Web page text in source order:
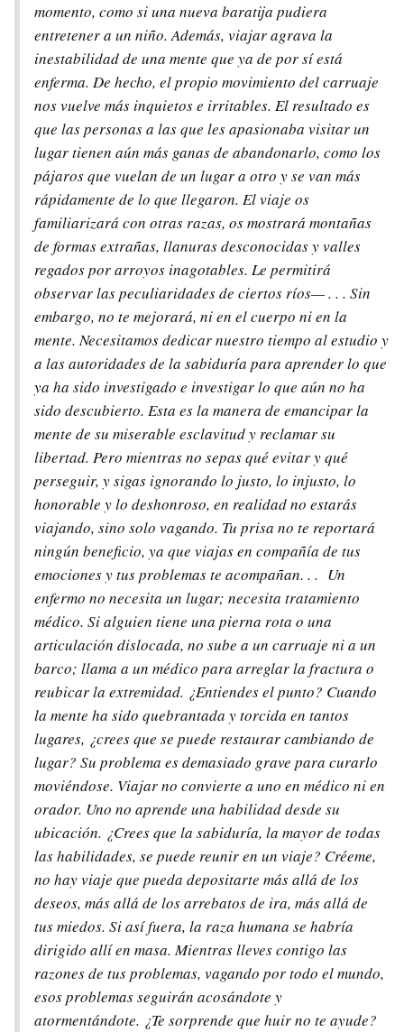
momento, como si una nueva baratija pudiera
entretener a un niño. Además, viajar agrava la
inestabilidad de una mente que ya de por sí está
enferma. De hecho, el propio movimiento del carruaje
nos vuelve más inquietos e irritables. El resultado es
que las personas a las que les apasionaba visitar un
lugar tienen aún más ganas de abandonarlo, como los
pájaros que vuelan de un lugar a otro y se van más
rápidamente de lo que llegaron. El viaje os
familiarizará con otras razas, os mostrará montañas
de formas extrañas, llanuras desconocidas y valles
regados por arroyos inagotables. Le permitirá
observar las peculiaridades de ciertos ríos— . . . Sin
embargo, no te mejorará, ni en el cuerpo ni en la
mente. Necesitamos dedicar nuestro tiempo al estudio y
a las autoridades de la sabiduría para aprender lo que
ya ha sido investigado e investigar lo que aún no ha
sido descubierto. Esta es la manera de emancipar la
mente de su miserable esclavitud y reclamar su
libertad. Pero mientras no sepas qué evitar y qué
perseguir, y sigas ignorando lo justo, lo injusto, lo
honorable y lo deshonroso, en realidad no estarás
viajando, sino solo vagando. Tu prisa no te reportará
ningún beneficio, ya que viajas en compañía de tus
emociones y tus problemas te acompañan. . . Un
enfermo no necesita un lugar; necesita tratamiento
médico. Si alguien tiene una pierna rota o una
articulación dislocada, no sube a un carruaje ni a un
barco; llama a un médico para arreglar la fractura o
reubicar la extremidad. ¿Entiendes el punto? Cuando
la mente ha sido quebrantada y torcida en tantos
lugares, ¿crees que se puede restaurar cambiando de
lugar? Su problema es demasiado grave para curarlo
moviéndose. Viajar no convierte a uno en médico ni en
orador. Uno no aprende una habilidad desde su
ubicación. ¿Crees que la sabiduría, la mayor de todas
las habilidades, se puede reunir en un viaje? Créeme,
no hay viaje que pueda depositarte más allá de los
deseos, más allá de los arrebatos de ira, más allá de
tus miedos. Si así fuera, la raza humana se habría
dirigido allí en masa. Mientras lleves contigo las
razones de tus problemas, vagando por todo el mundo,
esos problemas seguirán acosándote y
atormentándote. ¿Te sorprende que huir no te ayude?